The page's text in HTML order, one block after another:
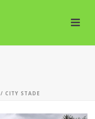
/ CITY STADE